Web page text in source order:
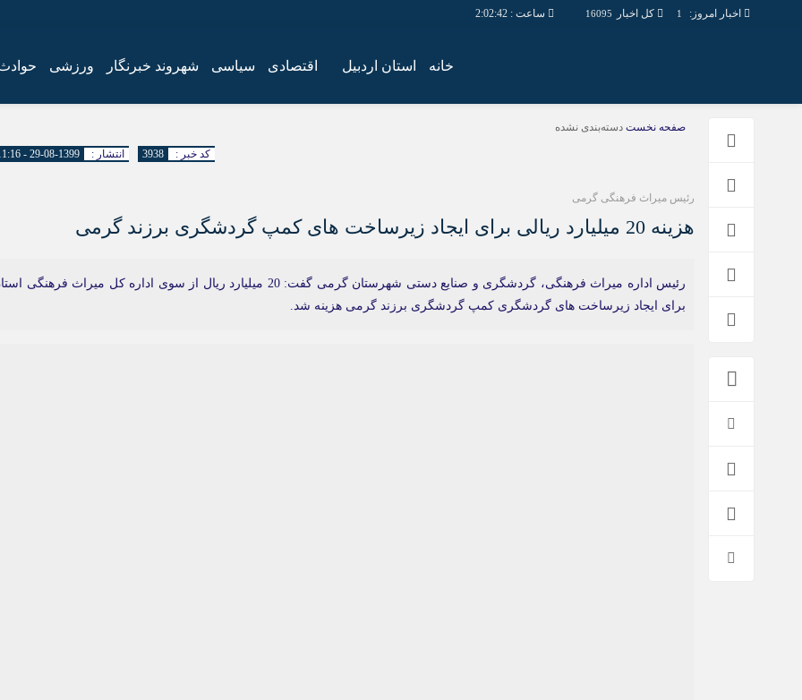
کل اخبار 16095 اخبار امروز: 1 ساعت : 2:02:42
خانه استان اردبیل اقتصادی سیاسی شهروند خبرنگار ورزشی
صفحه نخست دسته‌بندی نشده
انتشار : 1399-08-29 - 11:16 کد خبر : 3938
رئیس میراث فرهنگی گرمی
هزینه 20 میلیارد ریالی برای ایجاد زیرساخت های کمپ گردشگری برزند گرمی
رئیس اداره میراث‌ فرهنگی، گردشگری و صنایع‌ دستی شهرستان گرمی گفت: 20 میلیارد ریال از سوی اداره‌ کل میراث‌ فرهنگی
برای ایجاد زیرساخت‌ های گردشگری کمپ گردشگری برزند گرمی هزینه شد.